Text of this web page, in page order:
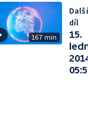
167 min
Další
díl
15.